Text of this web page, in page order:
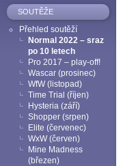
SOUTĚŽE
Přehled soutěží
Normal 2022 – sraz
po 10 letech
Pro 2017 – play-off!
Wascar (prosinec)
WfW (listopad)
Time Trial (říjen)
Hysteria (září)
Shopper (srpen)
Elite (červenec)
WxW (červen)
Mine Madness
(březen)